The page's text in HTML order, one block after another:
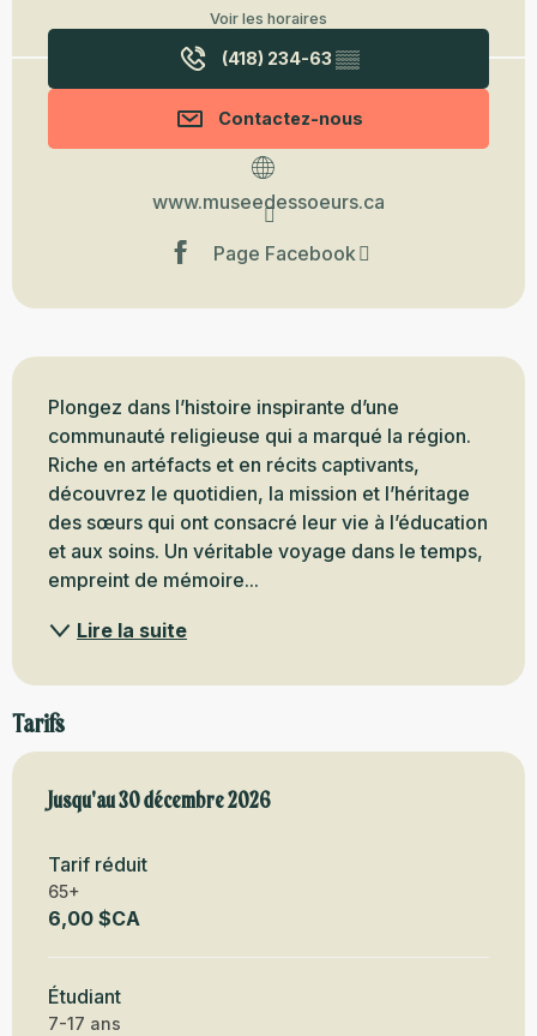
Voir les horaires
(418) 234-63 ▒▒
Contactez-nous
www.museedessoeurs.ca
Page Facebook
Description
Plongez dans l’histoire inspirante d’une
communauté religieuse qui a marqué la région.
Riche en artéfacts et en récits captivants,
découvrez le quotidien, la mission et l’héritage
des sœurs qui ont consacré leur vie à l’éducation
et aux soins. Un véritable voyage dans le temps,
empreint de mémoire...
Lire la suite
Tarifs
Du30 septembre 2025au30 décembre 2026
Jusqu'au30 décembre 2026
Tarif réduit
65+
6,00 $CA
Étudiant
7-17 ans